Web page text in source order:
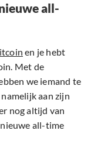
all-
en je hebt
Met de
we iemand te
aan zijn
nog altijd van
all-time